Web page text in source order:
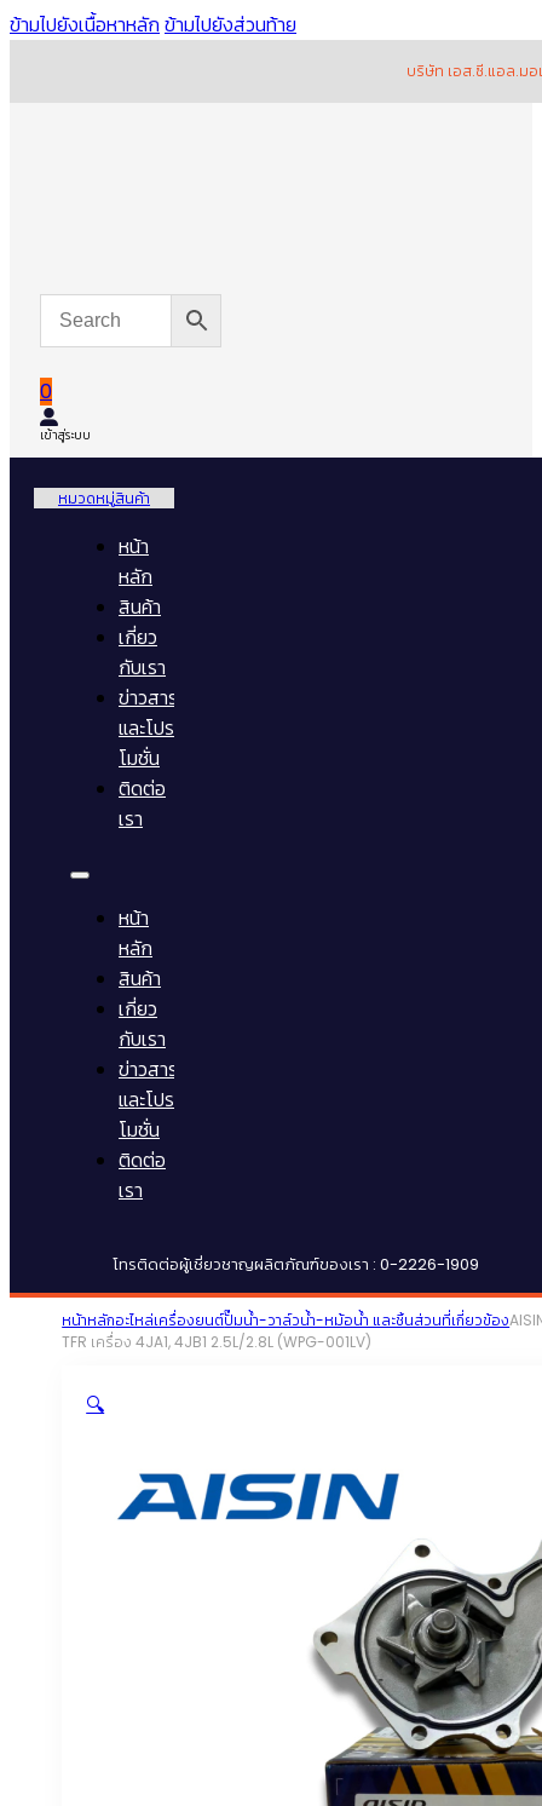
ข้ามไปยังเนื้อหาหลัก ข้ามไปยังส่วนท้าย
บริษัท เอส.ซี.แอล.มอเตอร์ พา
0
เข้าสู่ระบบ
หมวดหมู่สินค้า
หน้า
หลัก
สินค้า
เกี่ยว
กับเรา
ข่าวสาร
และโปร
โมชั่น
ติดต่อ
เรา
หน้า
หลัก
สินค้า
เกี่ยว
กับเรา
ข่าวสาร
และโปร
โมชั่น
ติดต่อ
เรา
โทรติดต่อผู้เชี่ยวชาญผลิตภัณฑ์ของเรา : 0-2226-1909
หน้าหลักอะไหล่เครื่องยนต์ปั๊มน้ำ-วาล์วน้ำ-หม้อน้ำ และชิ้นส่วนที่เกี่ยวข้อง
TFR เครื่อง 4JA1, 4JB1 2.5L/2.8L (WPG-001LV)
🔍